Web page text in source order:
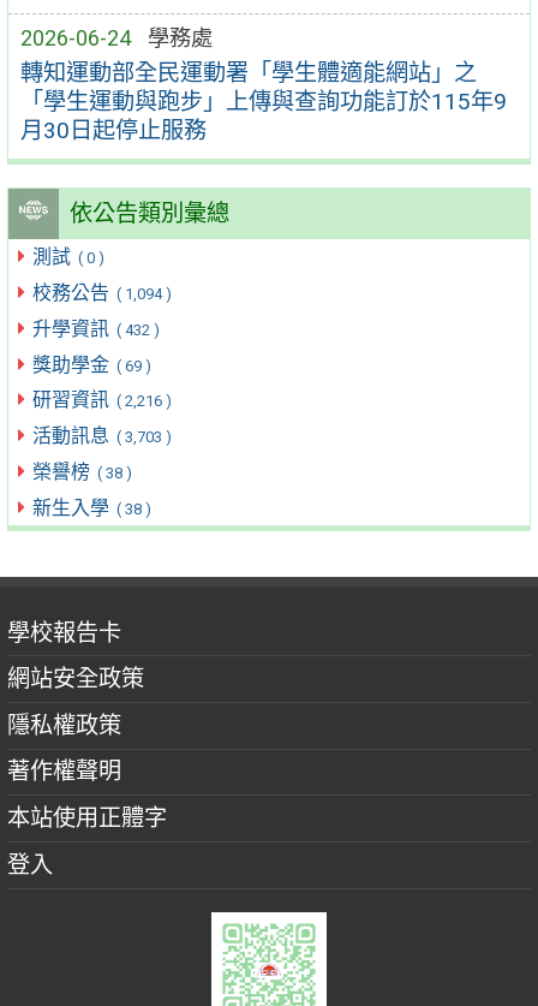
2026-06-24 學務處
轉知運動部全民運動署「學生體適能網站」之
「學生運動與跑步」上傳與查詢功能訂於115年9
月30日起停止服務
依公告類別彙總
測試 ( 0 )
校務公告 ( 1,094 )
升學資訊 ( 432 )
獎助學金 ( 69 )
研習資訊 ( 2,216 )
活動訊息 ( 3,703 )
榮譽榜 ( 38 )
新生入學 ( 38 )
學校報告卡
網站安全政策
隱私權政策
著作權聲明
本站使用正體字
登入